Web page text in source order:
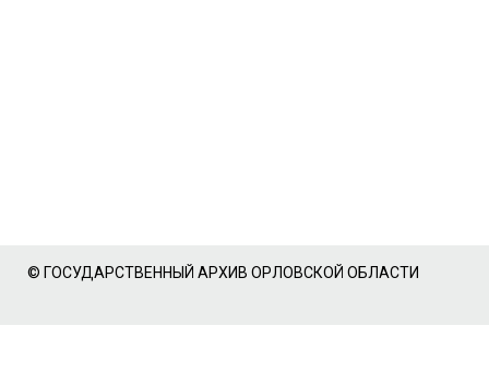
© ГОСУДАРСТВЕННЫЙ АРХИВ ОРЛОВСКОЙ ОБЛАСТИ